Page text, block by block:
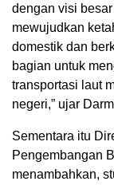
dengan visi
mewujudkan
domestik dan
bagian untuk
transportasi laut
negeri,” ujar
Sementara itu
Pengembangan
menambahkan,